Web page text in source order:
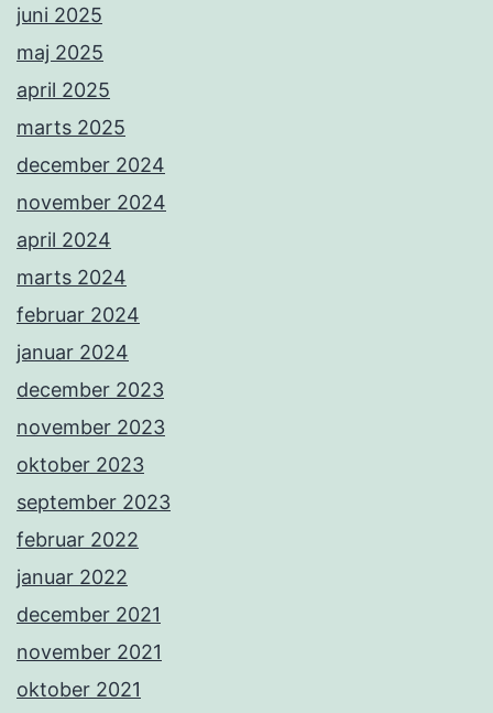
juni 2025
maj 2025
april 2025
marts 2025
december 2024
november 2024
april 2024
marts 2024
februar 2024
januar 2024
december 2023
november 2023
oktober 2023
september 2023
februar 2022
januar 2022
december 2021
november 2021
oktober 2021